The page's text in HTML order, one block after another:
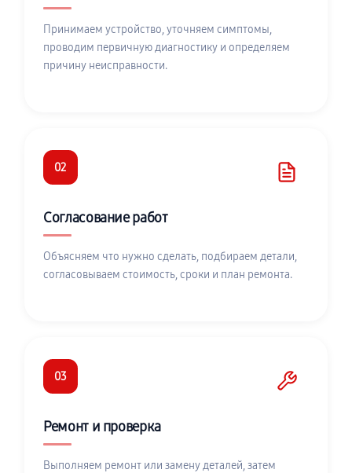
Принимаем устройство, уточняем симптомы,
проводим первичную диагностику и определяем
причину неисправности.
02
Согласование работ
Объясняем что нужно сделать, подбираем детали,
согласовываем стоимость, сроки и план ремонта.
03
Ремонт и проверка
Выполняем ремонт или замену деталей, затем